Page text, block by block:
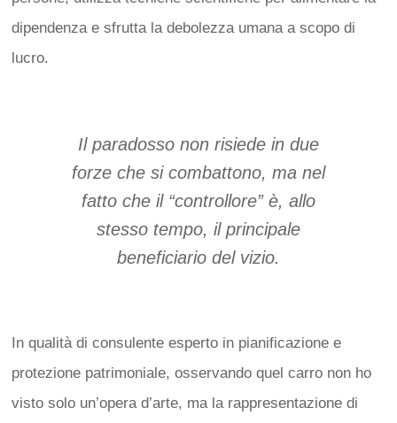
dipendenza e sfrutta la debolezza umana a scopo di
lucro.
Il paradosso non risiede in due
forze che si combattono, ma nel
fatto che il “controllore” è, allo
stesso tempo, il principale
beneficiario del vizio.
In qualità di consulente esperto in pianificazione e
protezione patrimoniale, osservando quel carro non ho
visto solo un’opera d’arte, ma la rappresentazione di